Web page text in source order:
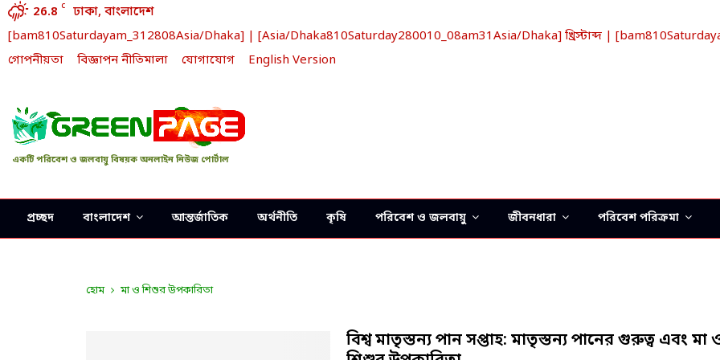
26.8 C
ঢাকা, বাংলাদেশ
[bam810Saturdayam_312808Asia/Dhaka] | [Asia/Dhaka810Saturday280010_08am31Asia/Dhaka] খ্রিস্টাব্দ |
গোপনীয়তা বিজ্ঞাপন নীতিমালা যোগাযোগ English Version
একটি পরিবেশ ও জলবায়ু বিষয়ক অনলাইন নিউজ পোর্টাল
প্রচ্ছদ বাংলাদেশ আন্তর্জাতিক অর্থনীতি কৃষি পরিবেশ ও জলবায়ু জীবনধারা পরিবেশ পরিক্রমা
হোম মা ও শিশুর উপকারিতা
বিশ্ব মাতৃস্তন্য পান সপ্তাহ: মাতৃস্তন্য পানের গুরুত্ব এবং মা